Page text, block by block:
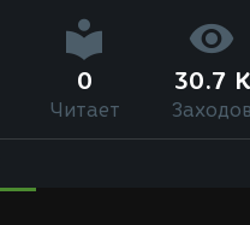
0
Читает
30.7 K
Заходов